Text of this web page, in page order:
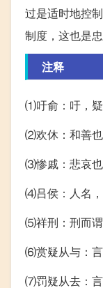
过是适时地控
制度，这也是
注释
⑴吁俞：吁，疑
⑵欢休：和善也
⑶惨戚：悲哀也
⑷吕侯：人名，
⑸祥刑：刑而谓
⑹赏疑从与：言
⑺罚疑从去：言